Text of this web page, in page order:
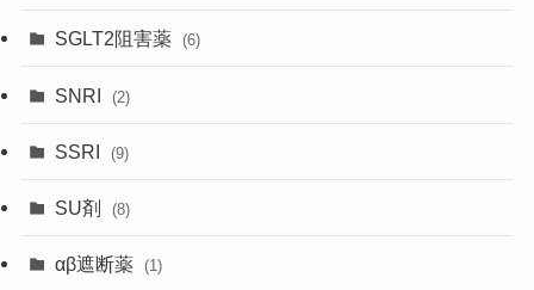
SGLT2阻害薬 (6)
SNRI (2)
SSRI (9)
SU剤 (8)
αβ遮断薬 (1)